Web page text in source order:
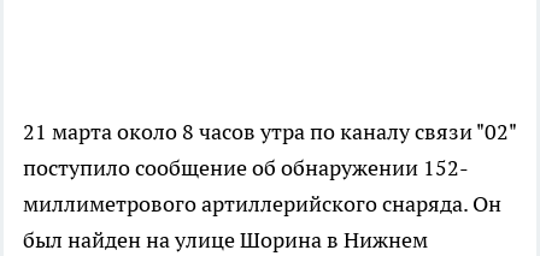
21 марта около 8 часов утра по каналу связи "02"
поступило сообщение об обнаружении 152-
миллиметрового артиллерийского снаряда. Он
был найден на улице Шорина в Нижнем